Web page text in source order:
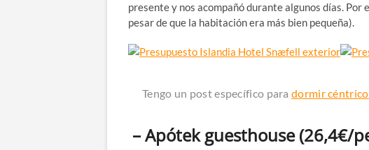
presente y nos acompañó durante algunos días. Por
pesar de que la habitación era más bien pequeña).
Tengo un post específico paradormir
– Apótek guesthouse(26,4€/